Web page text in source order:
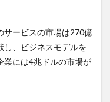
サービスの市場は270億
し、ビジネスモデルを
業には4兆ドルの市場が